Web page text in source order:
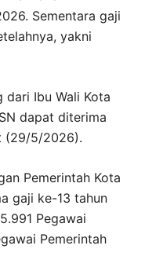
Sementara gaji
yakni
dari Ibu Wali Kota
dapat diterima
(29/5/2026).
Pemerintah Kota
gaji ke-13 tahun
Pegawai
Pemerintah